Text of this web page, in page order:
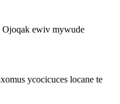
Ojoqak ewiv mywude
ycocicuces locane te